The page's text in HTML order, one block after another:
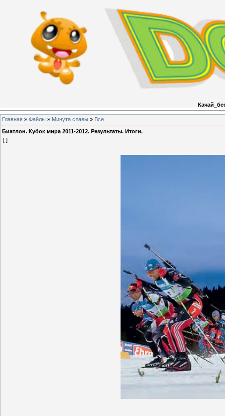
Главная » Файлы » Минута славы » Все
Биатлон. Кубок мира 2011-2012. Результаты. Итоги.
[ ]